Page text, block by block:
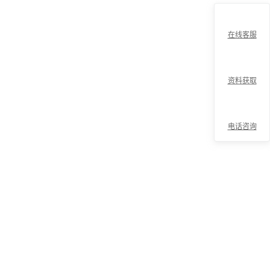
在线客服
资料获取
电话咨询